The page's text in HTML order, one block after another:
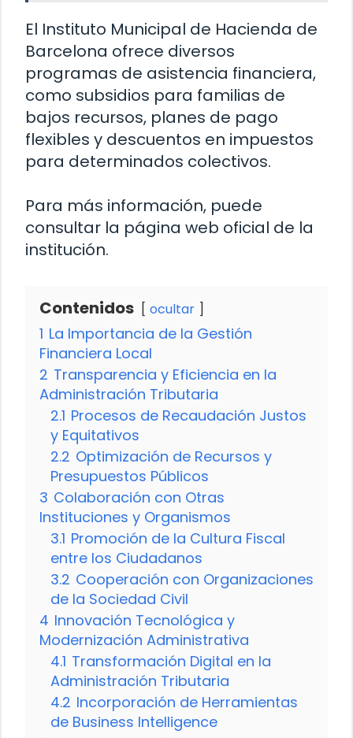
El Instituto Municipal de Hacienda de
Barcelona ofrece diversos
programas de asistencia financiera,
como subsidios para familias de
bajos recursos, planes de pago
flexibles y descuentos en impuestos
para determinados colectivos.
Para más información, puede
consultar la página web oficial de la
institución.
Contenidos ocultar
1 La Importancia de la Gestión
Financiera Local
2 Transparencia y Eficiencia en la
Administración Tributaria
2.1 Procesos de Recaudación Justos
y Equitativos
2.2 Optimización de Recursos y
Presupuestos Públicos
3 Colaboración con Otras
Instituciones y Organismos
3.1 Promoción de la Cultura Fiscal
entre los Ciudadanos
3.2 Cooperación con Organizaciones
de la Sociedad Civil
4 Innovación Tecnológica y
Modernización Administrativa
4.1 Transformación Digital en la
Administración Tributaria
4.2 Incorporación de Herramientas
de Business Intelligence